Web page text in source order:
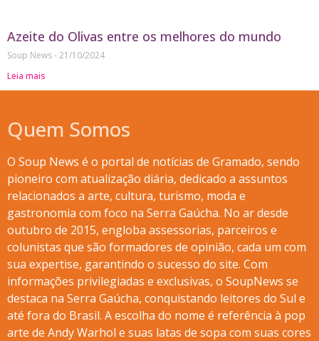
Azeite do Olivas entre os melhores do mundo
Soup News 21/10/2024
Leia mais
Quem Somos
O Soup News é o portal de notícias de Gramado, sendo
pioneiro com atualização diária, dedicado a assuntos
relacionados a arte, cultura, turismo, moda e
gastronomia com foco na Serra Gaúcha. No ar desde
outubro de 2015, engloba assessorias, parceiros e
colunistas que são formadores de opinião, cada um com
sua expertise, garantindo o sucesso do site. Com
informações privilegiadas e exclusivas, o SoupNews se
destaca na Serra Gaúcha, conquistando leitores do Sul e
até fora do Brasil. A escolha do nome é referência à pop
arte de Andy Warhol e suas latas de sopa com suas cores